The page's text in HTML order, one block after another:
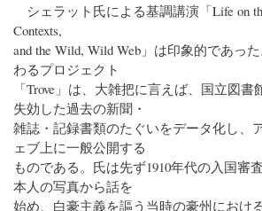
シェラット氏による基調講演「Life on
Contexts,
and the Wild, Wild Web」は印象的であっ
わるプロジェクト
「Trove」は、大雑把に言えば、国立図
失効した過去の新聞・
雑誌・記録書類のたぐいをデータ化し、
ェブ上に一般公開する
ものである。氏は先ず1910年代の入国審
本人の写真から話を
始め、白豪主義を謳う当時の豪州におけ